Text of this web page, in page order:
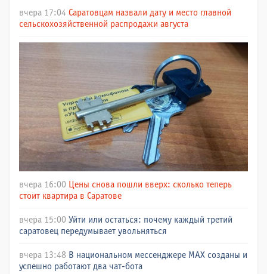
вчера 17:04 Саратовцам назвали дату и место главной
сельскохозяйственной распродажи августа
вчера 16:00 Цены снова пошли вверх: сколько теперь
стоит квартира в Саратове
вчера 15:00 Уйти или остаться: почему каждый третий
саратовец передумывает увольняться
вчера 13:48 В национальном мессенджере МАХ созданы и
успешно работают два чат-бота